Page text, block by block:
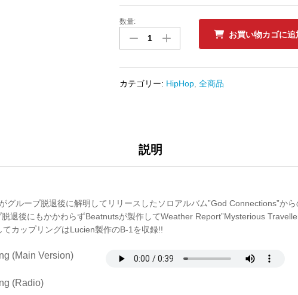
中
ﾚ
ﾄﾞ
THANG
数
量
数量:
お買い物カゴに追
カテゴリー: HipHop ,全商品
説明
グループ脱退後に解明してリリースしたソロアルバム”God Connections”か
退後にもかかわらずBeatnutsが製作してWeather Report”Mysterious
てカップリングはLucien製作のB-1を収録!!
(Main Version)
(Radio)